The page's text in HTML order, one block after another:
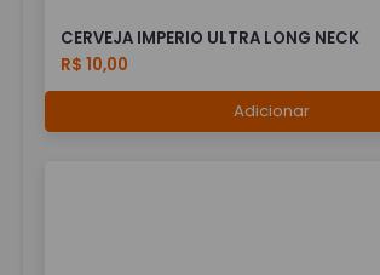
CERVEJA IMPERIO ULTRA LONG NECK
R$ 10,00
Adicionar